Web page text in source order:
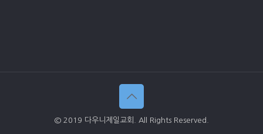
© 2019 다우니제일교회. All Rights Reserved.